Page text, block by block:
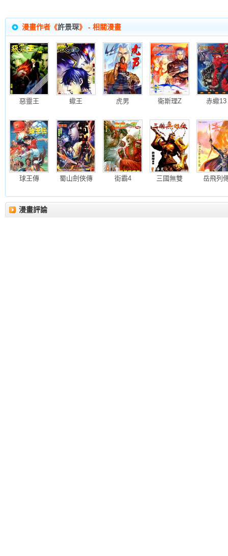
漫畫作者《許景琛》 - 相關漫畫
惡靈王 蠍王 虎男 衛斯理Z 赤蠍13
球王傳 蜀山劍俠傳 街霸4 三國無雙 岳飛列
漫畫評論